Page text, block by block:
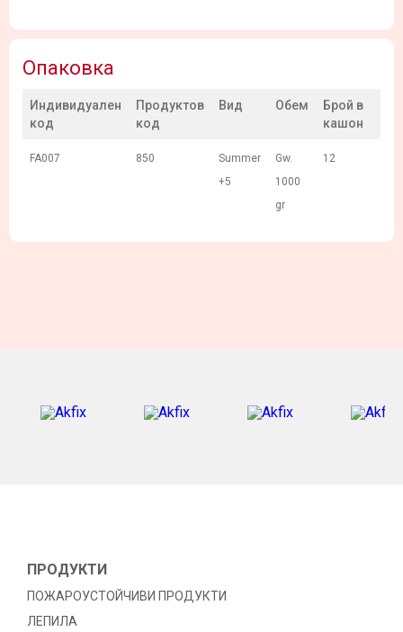
Опаковка
Индивидуален
код
Продуктов
код
Вид Обем
Брой в
кашон
FA007 850
Summer
+5
Gw.
1000
gr
12
ПРОДУКТИ
ПОЖАРОУСТОЙЧИВИ ПРОДУКТИ
ЛЕПИЛА